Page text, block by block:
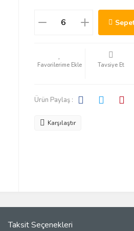
Tavsiye Et
Ürün Paylaş :
Karşılaştır
Taksit Seçenekleri